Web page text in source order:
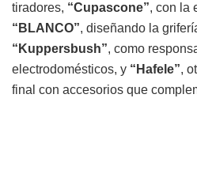
tiradores, “Cupascone”, con la
“BLANCO”, diseñando la
“Kuppersbush”, como
electrodomésticos, y “Hafele”,
final con accesorios que